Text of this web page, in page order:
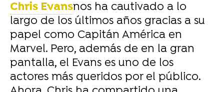
Chris Evansnos ha cautivado a lo
largo de los últimos años gracias a su
papel como Capitán América en
Marvel. Pero, además de en la gran
pantalla, el Evans es uno de los
actores más queridos por el público.